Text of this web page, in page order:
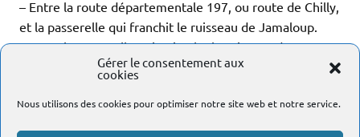
Gérer le consentement aux
cookies
Nous utilisons des cookies pour optimiser notre site web et notre service.
– Entre la route départementale 197, ou route de Chilly,
et la passerelle qui franchit le ruisseau de Jamaloup.
– Entre la passerelle qui enjambe le ruisseau de
Jamaloup et aux abords du hameau de Planaise.
ruisseau de Jamaloup, au hameau des Iles, et le premier
pâturage parcouru.